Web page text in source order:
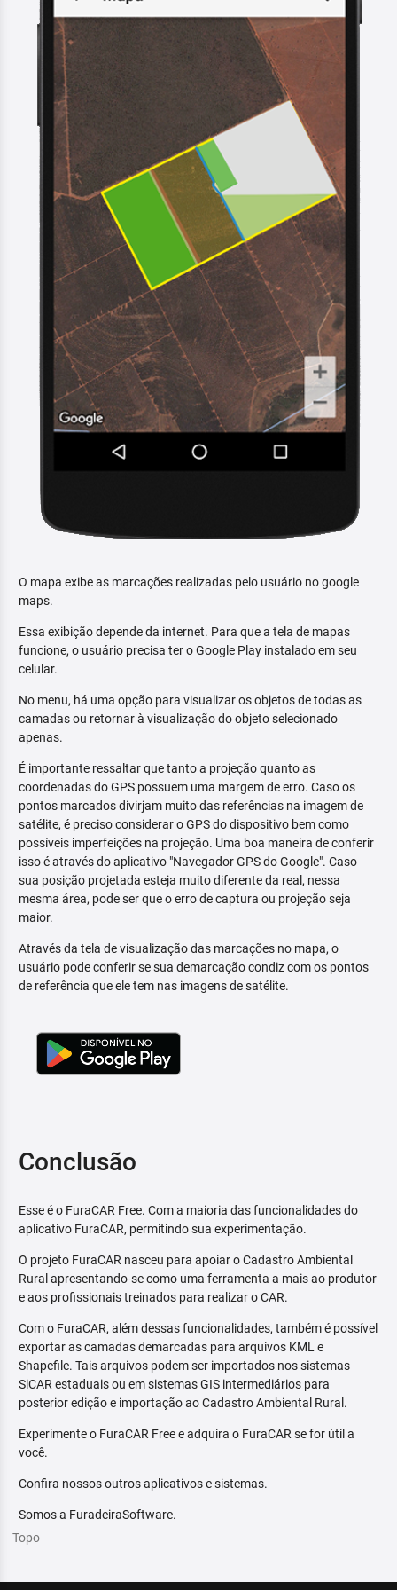
O mapa exibe as marcações realizadas pelo usuário no google
maps.
Essa exibição depende da internet. Para que a tela de mapas
funcione, o usuário precisa ter o Google Play instalado em seu
celular.
No menu, há uma opção para visualizar os objetos de todas as
camadas ou retornar à visualização do objeto selecionado
apenas.
É importante ressaltar que tanto a projeção quanto as
coordenadas do GPS possuem uma margem de erro. Caso os
pontos marcados divirjam muito das referências na imagem de
satélite, é preciso considerar o GPS do dispositivo bem como
possíveis imperfeições na projeção. Uma boa maneira de conferir
isso é através do aplicativo "Navegador GPS do Google". Caso
sua posição projetada esteja muito diferente da real, nessa
mesma área, pode ser que o erro de captura ou projeção seja
maior.
Através da tela de visualização das marcações no mapa, o
usuário pode conferir se sua demarcação condiz com os pontos
de referência que ele tem nas imagens de satélite.
Conclusão
Esse é o FuraCAR Free. Com a maioria das funcionalidades do
aplicativo FuraCAR, permitindo sua experimentação.
O projeto FuraCAR nasceu para apoiar o Cadastro Ambiental
Rural apresentando-se como uma ferramenta a mais ao produtor
e aos profissionais treinados para realizar o CAR.
Com o FuraCAR, além dessas funcionalidades, também é possível
exportar as camadas demarcadas para arquivos KML e
Shapefile. Tais arquivos podem ser importados nos sistemas
SiCAR estaduais ou em sistemas GIS intermediários para
posterior edição e importação ao Cadastro Ambiental Rural.
Experimente o FuraCAR Free e adquira o FuraCAR se for útil a
você.
Confira nossos outros aplicativos e sistemas.
Somos a FuradeiraSoftware.
Topo